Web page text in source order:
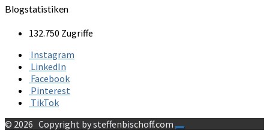
Blogstatistiken
132.750 Zugriffe
Instagram
LinkedIn
Facebook
Pinterest
TikTok
© 2026 Copyright by steffenbischoff.com